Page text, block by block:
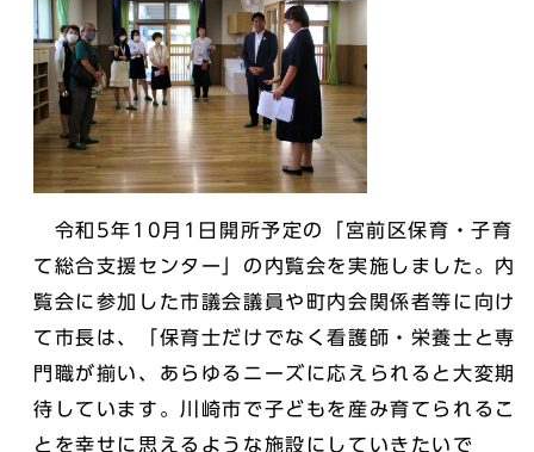
令和5年10月1日開所予定の「宮前区保育・子育
て総合支援センター」の内覧会を実施しました。内
覧会に参加した市議会議員や町内会関係者等に向け
て市長は、「保育士だけでなく看護師・栄養士と専
門職が揃い、あらゆるニーズに応えられると大変期
待しています。川崎市で子どもを産み育てられるこ
とを幸せに思えるような施設にしていきたいで